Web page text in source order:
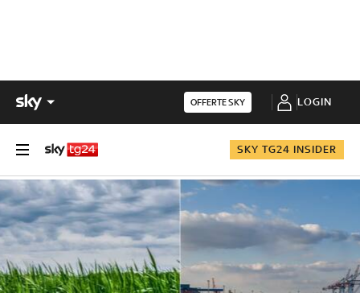
OFFERTE SKY LOGIN
SKY TG24 INSIDER